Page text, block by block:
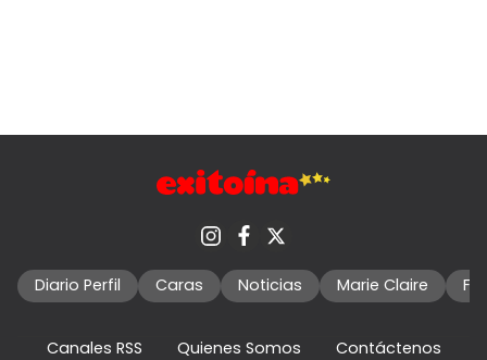
Diario Perfil Caras Noticias Marie Claire
Canales RSS Quienes Somos
Contáctenos